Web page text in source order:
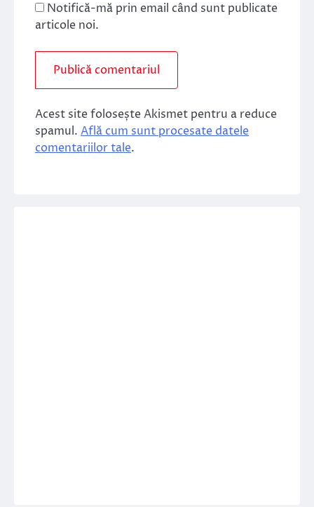
Notifică-mă prin email când sunt publicate
articole noi.
Acest site folosește Akismet pentru a reduce
spamul. Află cum sunt procesate datele
comentariilor tale.